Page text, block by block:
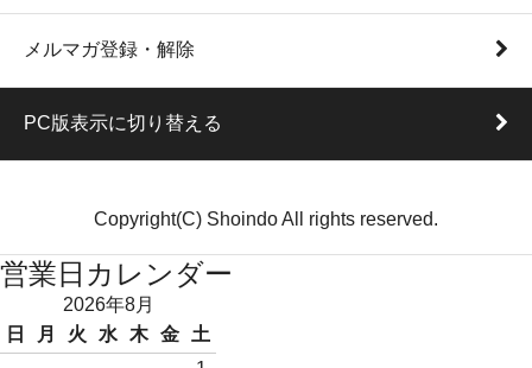
メルマガ登録・解除
PC版表示に切り替える
Copyright(C) Shoindo All rights reserved.
営業日カレンダー
2026年8月
日
月 火 水 木 金
土